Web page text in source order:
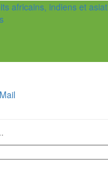
africains, indiens et